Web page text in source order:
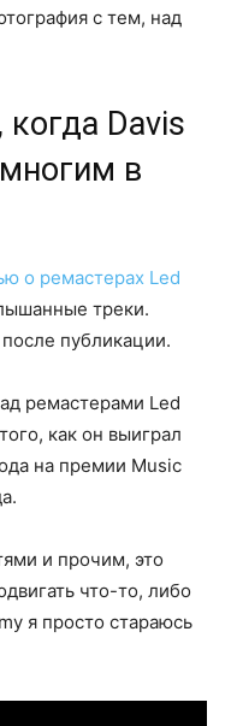
с тем, над
Davis
в
о ремастерах Led
треки.
публикации.
ремастерами Led
как он выиграл
на премии Music
и прочим, это
что-то, либо
я просто стараюсь